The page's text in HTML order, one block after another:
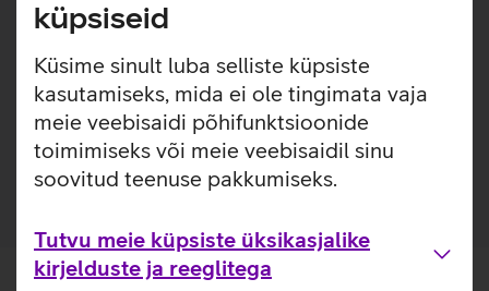
küpsiseid
Küsime sinult luba selliste küpsiste
kasutamiseks, mida ei ole tingimata vaja
meie veebisaidi põhifunktsioonide
toimimiseks või meie veebisaidil sinu
soovitud teenuse pakkumiseks.
Tutvu meie küpsiste üksikasjalike
kirjelduste ja reeglitega
on häirete tekkimise tõenäosus viidud miinimumini.
puhkudeks toodetud ning võib olla heaks abivahendiks,
kui koged 4K digiboksi ja 4K teleri vahelises koostöös
probleeme. Kaabel vastab standardile/versioonile HDMI
2.0a.